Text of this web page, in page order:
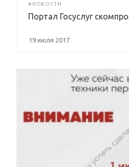
#НОВОСТИ
Портал Госуслуг
19 июля 2017